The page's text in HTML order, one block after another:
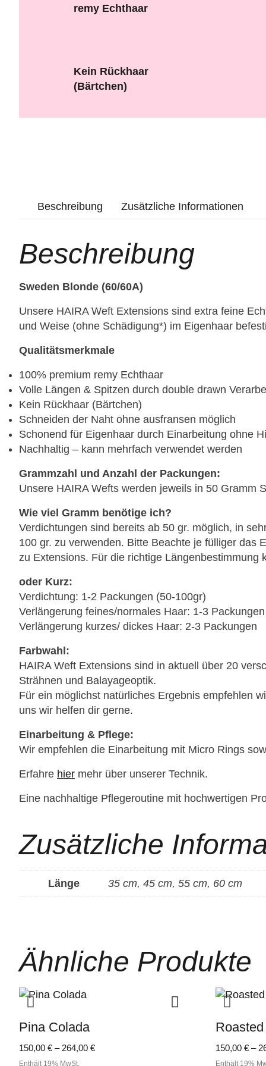
remy Echthaar
Kein Rückhaar
(Bärtchen)
Beschreibung Zusätzliche Informationen
Beschreibung
Sweden Blonde (60/60A)
Unsere HAIRA Weft Extensions sind extra feine
und Weise (ohne Schädigung*) im Eigenhaar
Qualitätsmerkmale
100% premium remy Echthaar
Volle Längen & Spitzen durch double drawn
Kein Rückhaar (Bärtchen)
Schneiden der Naht ohne ausfransen möglich
Schonend für Eigenhaar durch Einarbeitung ohne
Nachhaltig – kann mehrfach verwendet werden
Grammzahl und Anzahl der Packungen:
Unsere HAIRA Wefts werden jeweils in 50 Gramm
Wie viel Gramm benötige ich?
Verdichtungen sind bereits ab 50 gr. möglich, in
100 gr. zu verwenden. Bitte Beachte je fülliger das
zu Extensions. Für die richtige Längenbestimmung
oder Kurz:
Verdichtung: 1-2 Packungen (50-100gr)
Verlängerung feines/normales Haar: 1-3 Packungen
Verlängerung kurzes/ dickes Haar: 2-3 Packungen
Farbwahl:
HAIRA Weft Extensions sind in aktuell über 20
Strähnen und Balayageoptik.
Für ein möglichst natürliches Ergebnis empfehlen
uns wir helfen dir gerne.
Einarbeitung & Pflege:
Wir empfehlen die Einarbeitung mit Micro Rings
Erfahre hier mehr über unserer Technik.
Eine nachhaltige Pflegeroutine mit hochwertigen
Zusätzliche
Länge 35 cm, 45 cm, 55 cm, 60 cm
Ähnliche Produkte
Pina Colada
150,00 € – 264,00 €Preisspanne:
Enthält 19% MwSt.
150,00 € –
Enthält 19%